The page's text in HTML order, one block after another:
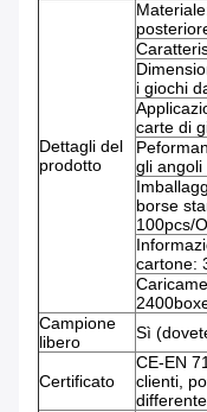
Dettagli del
prodotto
i giochi
carte di
gli angoli
borse
100pcs/
cartone:
Campione
libero
Sì
Certificato
CE-EN
clienti,